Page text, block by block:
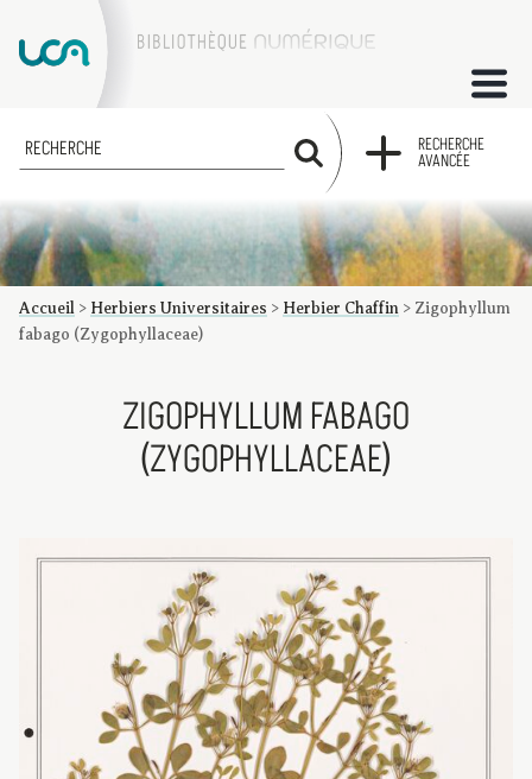
ACCUEIL
COLLECTIONS
FACTUMS
Les factums à la BU
Présentation du corpus de factums de la collection Marie
Bibliographie
Glossaire
Index de recherche
RECHERCHE
RECHERCHE
AVANCÉE
Accueil > Herbiers Universitaires > Herbier Chaffin > Zigophyllum
fabago (Zygophyllaceae)
ZIGOPHYLLUM FABAGO
(ZYGOPHYLLACEAE)